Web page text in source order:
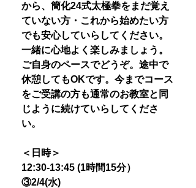
から、簡化24式太極拳をまだ覚え
ていない方・これから始めたい方
でも安心していらしてください。
一緒に心地よく楽しみましょう。
ご自身のペースでどうぞ。途中で
休憩してもOKです。今までコース
をご受講の方も通常のお教室と同
じように続けていらしてくださ
い。
＜日時＞
12:30-13:45 (1時間15分）
③2/4(水)